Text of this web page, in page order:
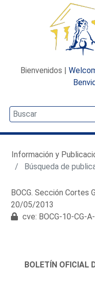
Bienvenidos |
Información y
Búsqueda de
BOCG. Sección Cortes
20/05/2013
cve: BOCG-10-CG-
BOLETÍN OFICIAL